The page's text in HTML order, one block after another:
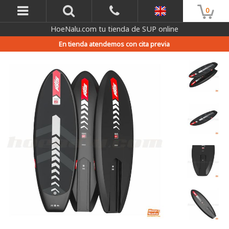
0
HoeNalu.com tu tienda de SUP online
En tienda atendemos con cita previa